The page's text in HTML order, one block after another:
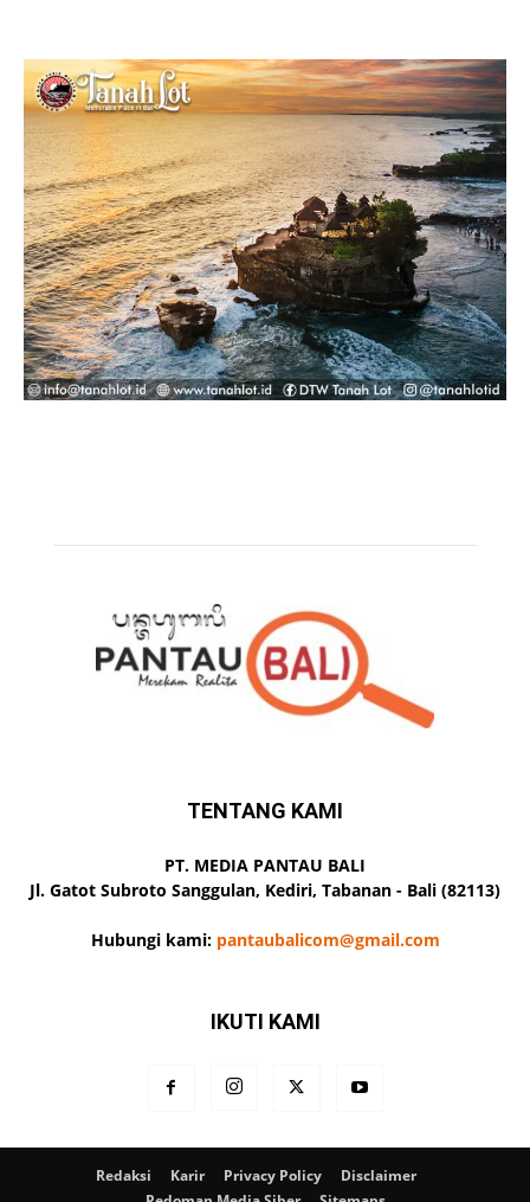
TENTANG KAMI
PT. MEDIA PANTAU BALI
Jl. Gatot Subroto Sanggulan, Kediri, Tabanan - Bali (82113)
Hubungi kami: pantaubalicom@gmail.com
IKUTI KAMI
Redaksi Karir Privacy Policy
Disclaimer